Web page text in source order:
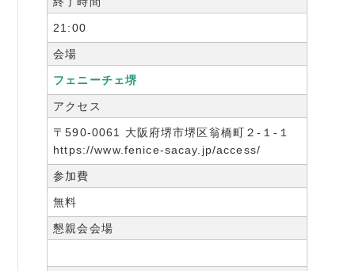
21:00
会場
フェニーチェ堺
アクセス
〒590-0061 大阪府堺市堺区翁橋町２-１-１
https://www.fenice-sacay.jp/access/
参加費
無料
懇親会会場